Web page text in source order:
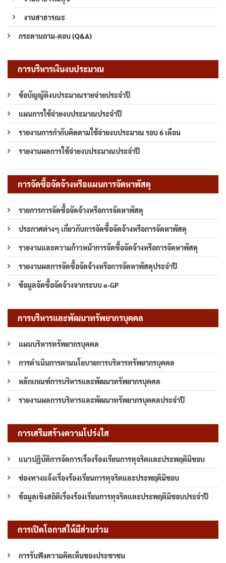
งานสาธารณะ
กระดานถาม-ตอบ (Q&A)
การบริหารเงินงบประมาณ
ข้อบัญญัติงบประมาณรายจ่ายประจำปี
แผนการใช้จ่ายงบประมาณประจำปี
รายงานการกำกับติดตามใช้จ่ายงบประมาณ รอบ 6 เดือน
รายงานผลการใช้จ่ายงบประมาณประจำปี
การจัดซื้อจัดจ้างหรือแผนการจัดหาพัสดุ
รายการการจัดซื้อจัดจ้างหรือการจัดหาพัสดุ
ประกาศต่างๆ เกี่ยวกับการจัดซื้อจัดจ้างหรือการจัดหาพัสดุ
รายงานและความก้าวหน้าการจัดซื้อจัดจ้างหรือการจัดหาพัสดุ
รายงานผลการจัดซื้อจัดจ้างหรือการจัดหาพัสดุประจำปี
ข้อมูลจัดซื้อจัดจ้างจากระบบ e-GP
การบริหารและพัฒนาทรัพยากรบุคคล
แผนบริหารทรัพยากรบุคคล
การดำเนินการตามนโยบายการบริหารทรัพยากรบุคคล
หลักเกณฑ์การบริหารและพัฒนาทรัพยากรบุคคล
รายงานผลการบริหารและพัฒนาทรัพยากรบุคคลประจำปี
การเสริมสร้างความโปร่งใส
แนวปฏิบัติการจัดการเรื่องร้องเรียนการทุจริตและประพฤติมิชอบ
ช่องทางแจ้งเรื่องร้องเรียนการทุจริตและประพฤติมิชอบ
ข้อมูลเชิงสถิติเรื่องร้องเรียนการทุจริตและประพฤติมิชอบประจำปี
การเปิดโอกาสให้มีส่วนร่วม
การรับฟังความคิดเห็นของประชาชน